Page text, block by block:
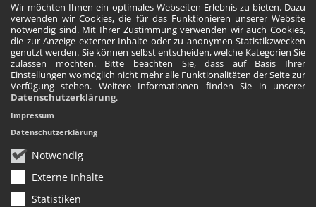
Wir möchten Ihnen ein optimales Webseiten-Erlebnis zu bieten. Dazu
verwenden wir Cookies, die für das Funktionieren unserer Website
notwendig sind. Mit Ihrer Zustimmung verwenden wir auch Cookies,
die zur Anzeige externer Inhalte oder zu anonymen Statistikzwecken
genutzt werden. Sie können selbst entscheiden, welche Kategorien Sie
zulassen möchten. Bitte beachten Sie, dass auf Basis Ihrer
Einstellungen womöglich nicht mehr alle Funktionalitäten der Seite zur
Verfügung stehen. Weitere Informationen finden Sie in unserer
Datenschutzerklärung.
Notwendig
Externe Inhalte
Statistiken
Impressum
Datenschutzerklärung